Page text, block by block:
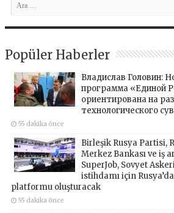
Popüler Haberler
Владислав Головин:
программа «Единой
ориентирована на
технологического
55 dakika önce
Birleşik Rusya Partisi,
Merkez Bankası ve iş
SuperJob, Sovyet
istihdamı için
platformu oluşturacak
55 dakika önce